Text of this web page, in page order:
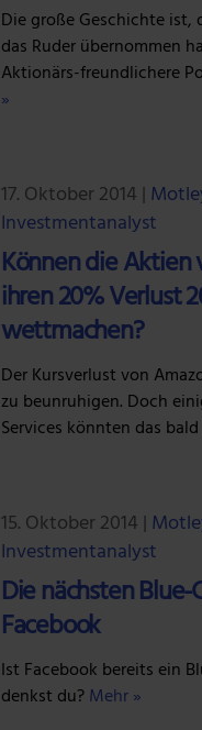
Die große Geschichte ist,
das Ruder übernommen
Aktionärs-freundlichere
»
17. Oktober 2014 |
Investmentanalyst
Können die Aktien
ihren 20% Verlust
wettmachen?
Der Kursverlust von
zu beunruhigen. Doch
Services könnten das
15. Oktober 2014 |
Investmentanalyst
Die nächsten
Facebook
Ist Facebook bereits ein
denkst du?Mehr »